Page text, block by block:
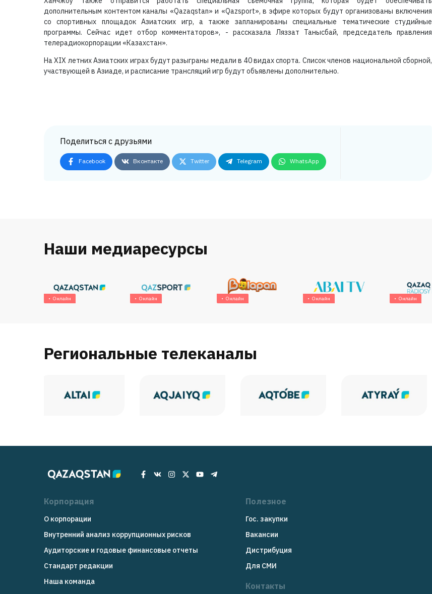
дополнительным контентом каналы «Qazaqstan» и «Qazsport», в эфире которых будут организованы включения
со спортивных площадок Азиатских игр, а также запланированы специальные тематические студийные
программы. Сейчас идет отбор комментаторов», - рассказала Ляззат Танысбай, председатель правления
телерадиокорпорации «Казахстан».
На XIX летних Азиатских играх будут разыграны медали в 40 видах спорта. Список членов национальной сборной,
участвующей в Азиаде, и расписание трансляций игр будут объявлены дополнительно.
Поделиться с друзьями
Facebook Вконтакте Twitter Telegram WhatsApp
Наши медиаресурсы
Онлайн Онлайн Онлайн Онлайн Онлайн
Региональные телеканалы
Корпорация
О корпорации
Внутренний анализ коррупционных рисков
Аудиторские и годовые финансовые отчеты
Стандарт редакции
Наша команда
Полезное
Гос. закупки
Вакансии
Дистрибуция
Для СМИ
Контакты